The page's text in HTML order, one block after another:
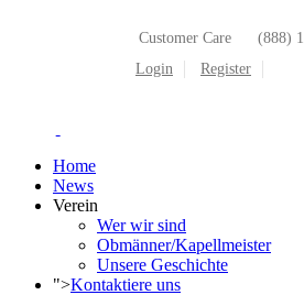
Customer Care
(888)
Login
Register
Home
News
Verein
Wer wir sind
Obmänner/Kapellmeister
Unsere Geschichte
">Kontaktiere uns